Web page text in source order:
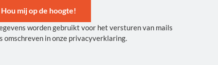
Hou mij op de hoogte!
worden gebruikt voor het versturen van mails
omschreven in onze privacyverklaring.